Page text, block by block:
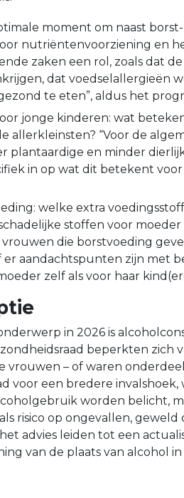
moment om naast
nutriëntenvoorziening en
zaken een rol, zoals dat
dat voedselallergieën
te eten”, aldus het
jonge kinderen: wat
allerkleinsten? “Voor de
plantaardige en minder
in op wat dit betekent
welke extra
stoffen voor
die borstvoeding
er aandachtspunten zijn met
zelf als voor haar
in 2026 is
beperkten zich
vrouwen – of waren
voor een bredere invalshoek,
worden belicht,
risico op ongevallen, geweld
advies leiden tot een
van de plaats van alcohol